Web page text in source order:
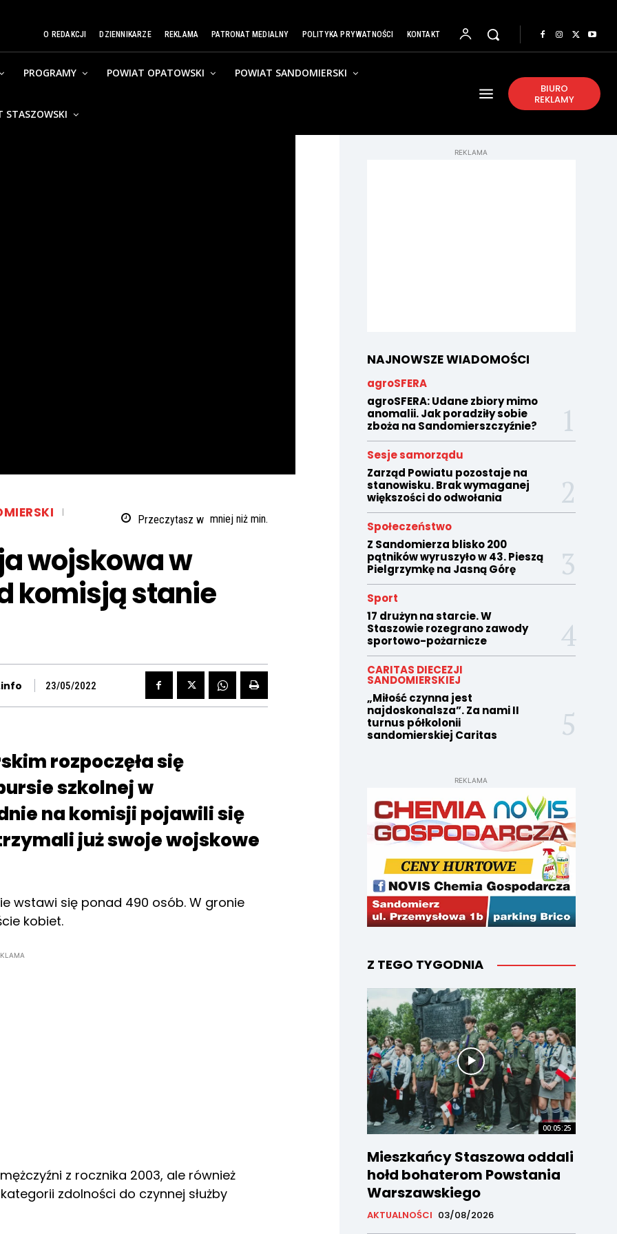
O REDAKCJI DZIENNIKARZE REKLAMA PATRONAT MEDIALNY POLITYKA PRYWATNOŚCI KONTAKT
PROGRAMY POWIAT OPATOWSKI POWIAT SANDOMIERSKI
STASZOWSKI
BIURO
REKLAMY
Przeczytasz w mniej niżmin.
wojskowa w
komisją stanie
23/05/2022
rozpoczęła się
szkolnej w
na komisji pojawili się
już swoje wojskowe
wstawi się ponad 490 osób. W gronie
kobiet.
z rocznika 2003, ale również
zdolności do czynnej służby
REKLAMA
NAJNOWSZE WIADOMOŚCI
agroSFERA
agroSFERA: Udane zbiory mimo
anomalii. Jak poradziły sobie
zboża na Sandomierszczyźnie?
Sesje samorządu
Zarząd Powiatu pozostaje na
stanowisku. Brak wymaganej
większości do odwołania
Społeczeństwo
Z Sandomierza blisko 200
pątników wyruszyło w 43. Pieszą
Pielgrzymkę na Jasną Górę
Sport
17 drużyn na starcie. W
Staszowie rozegrano zawody
sportowo-pożarnicze
CARITAS DIECEZJI
SANDOMIERSKIEJ
„Miłość czynna jest
najdoskonalsza”. Za nami II
turnus półkolonii
sandomierskiej Caritas
REKLAMA
Z TEGO TYGODNIA
00:05:25
Mieszkańcy Staszowa oddali
hołd bohaterom Powstania
Warszawskiego
AKTUALNOŚCI 03/08/2026